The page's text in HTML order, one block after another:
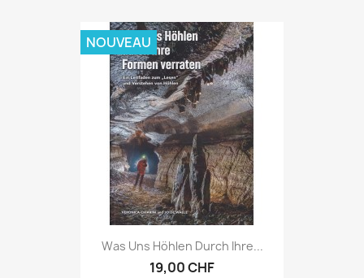
Was Uns Höhlen Durch Ihre...
19,00 CHF
NOUVEAU